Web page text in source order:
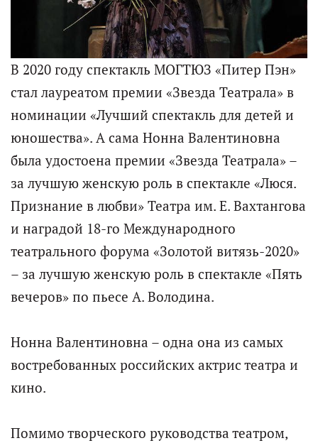
В 2020 году спектакль МОГТЮЗ «Питер Пэн»
стал лауреатом премии «Звезда Театрала» в
номинации «Лучший спектакль для детей и
юношества». А сама Нонна Валентиновна
была удостоена премии «Звезда Театрала» –
за лучшую женскую роль в спектакле «Люся.
Признание в любви» Театра им. Е. Вахтангова
и наградой 18-го Международного
театрального форума «Золотой витязь-2020»
– за лучшую женскую роль в спектакле «Пять
вечеров» по пьесе А. Володина.
Нонна Валентиновна – одна она из самых
востребованных российских актрис театра и
кино.
Помимо творческого руководства театром,